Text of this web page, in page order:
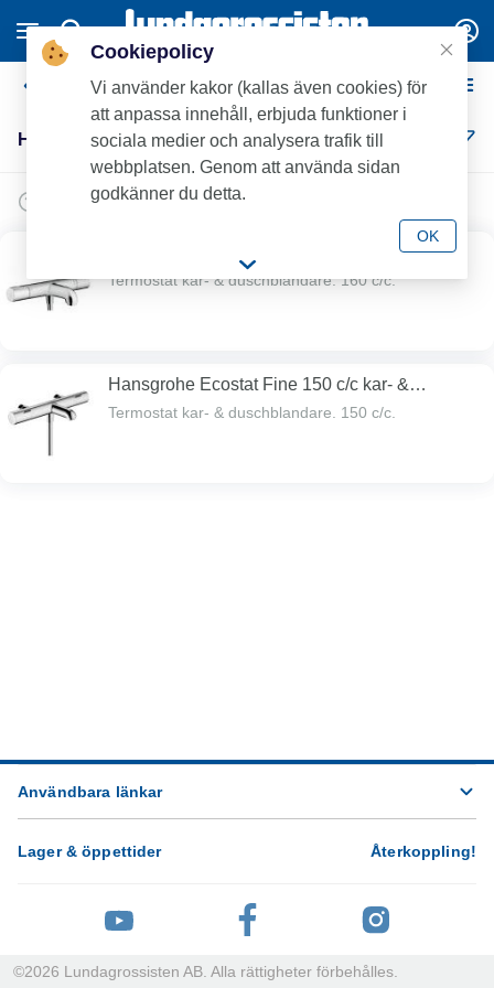
Hansgrohe Kar- & Duschblandare
Hansgrohe Kar- & Duschblandare (2)
Hansgrohe Ecostat Fine 160 c/c kar- &
Termostat kar- & duschblandare. 160 c/c.
Hansgrohe Ecostat Fine 150 c/c kar- &
duschblandare
Termostat kar- & duschblandare. 150 c/c.
Användbara länkar
Lager & öppettider Återkoppling!
©2026 Lundagrossisten AB. Alla rättigheter förbehålles.
Cookiepolicy
Vi använder kakor (kallas även cookies) för
att anpassa innehåll, erbjuda funktioner i
sociala medier och analysera trafik till
webbplatsen. Genom att använda sidan
godkänner du detta.
OK